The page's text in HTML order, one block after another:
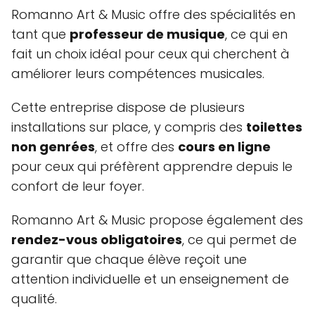
Romanno Art & Music offre des spécialités en
tant que professeur de musique, ce qui en
fait un choix idéal pour ceux qui cherchent à
améliorer leurs compétences musicales.
Cette entreprise dispose de plusieurs
installations sur place, y compris des toilettes
non genrées, et offre des cours en ligne
pour ceux qui préfèrent apprendre depuis le
confort de leur foyer.
Romanno Art & Music propose également des
rendez-vous obligatoires, ce qui permet de
garantir que chaque élève reçoit une
attention individuelle et un enseignement de
qualité.